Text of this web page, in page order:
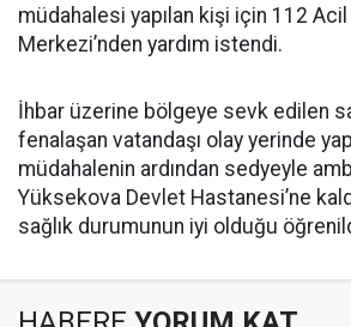
müdahalesi yapılan kişi için 112 Acil
Merkezi’nden yardım istendi.
İhbar üzerine bölgeye sevk edilen
fenalaşan vatandaşı olay yerinde
müdahalenin ardından sedyeyle
Yüksekova Devlet Hastanesi’ne
sağlık durumunun iyi olduğu